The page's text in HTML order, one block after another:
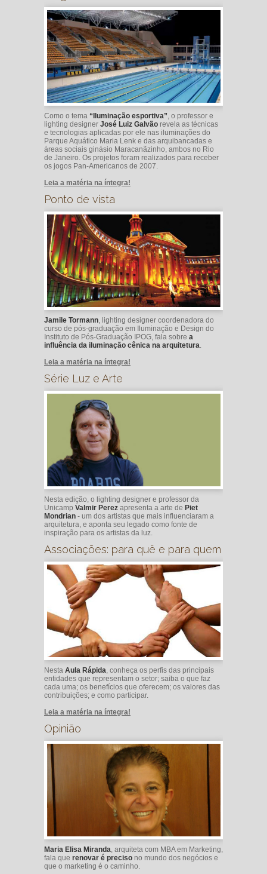
Como o tema “Iluminação esportiva” , o professor e
lighting designer José Luiz Galvão revela as técnicas
e tecnologias aplicadas por ele nas iluminações do
Parque Aquático Maria Lenk e das arquibancadas e
áreas sociais ginásio Maracanãzinho, ambos no Rio
de Janeiro. Os projetos foram realizados para receber
os jogos Pan-Americanos de 2007.
Leia a matéria na íntegra!
Ponto de vista
Jamile Tormann, lighting designer coordenadora do
curso de pós-graduação em Iluminação e Design do
Instituto de Pós-Graduação IPOG, fala sobre a
influência da iluminação cênica na arquitetura.
Leia a matéria na íntegra!
Série Luz e Arte
Nesta edição, o lighting designer e professor da
Unicamp Valmir Perez apresenta a arte de Piet
Mondrian - um dos artistas que mais influenciaram a
arquitetura, e aponta seu legado como fonte de
inspiração para os artistas da luz.
Associações: para quê e para quem
Nesta Aula Rápida, conheça os perfis das principais
entidades que representam o setor; saiba o que faz
cada uma; os benefícios que oferecem; os valores das
contribuições; e como participar.
Leia a matéria na íntegra!
Opinião
Maria Elisa Miranda, arquiteta com MBA em Marketing,
fala que renovar é preciso no mundo dos negócios e
que o marketing é o caminho.